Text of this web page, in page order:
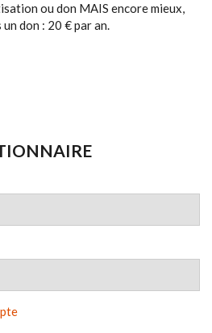
ou don MAIS encore mieux,
don : 20 € par an.